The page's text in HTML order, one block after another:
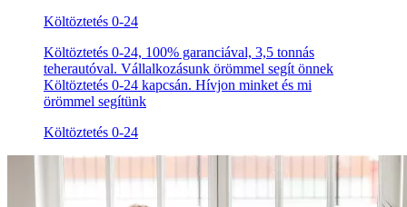
Költöztetés 0-24
Költöztetés 0-24, 100% garanciával, 3,5 tonnás
teherautóval. Vállalkozásunk örömmel segít önnek
Költöztetés 0-24 kapcsán. Hívjon minket és mi
örömmel segítünk
Költöztetés 0-24